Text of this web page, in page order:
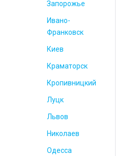
Запорожье
Ивано-
Франковск
Киев
Краматорск
Кропивницкий
Луцк
Львов
Николаев
Одесса